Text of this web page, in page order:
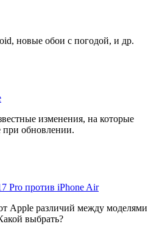
новые обои с погодой, и др.
изменения, на которые
при обновлении.
Pro против iPhone Air
Apple различий между моделями
выбрать?